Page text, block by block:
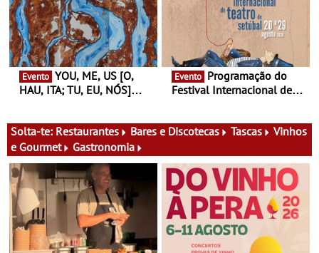
primeira edição do novo
ciclo de debates dedicado
aos grandes temas do
nosso tempo
Gallery a 3 de Setembro,
19:30
Evento
HAU, ITA; TU, EU, NÓS]
13 de Dezembro
Evento
Festival Internacional de
29 de Agosto
Solta-te: Restaurantes Bares e Discotecas Tascas
Vinhos
e Gourmet
Gastronomia